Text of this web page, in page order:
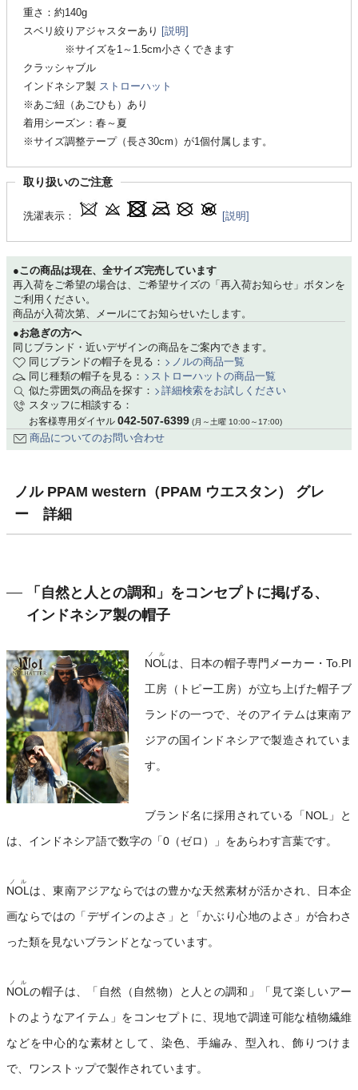
重さ：約140g
スベリ絞りアジャスターあり [説明]
※サイズを1～1.5cm小さくできます
クラッシャブル
インドネシア製 ストローハット
※あご紐（あごひも）あり
着用シーズン：春～夏
※サイズ調整テープ（長さ30cm）が1個付属します。
取り扱いのご注意
洗濯表示： [説明]
●この商品は現在、全サイズ完売しています
再入荷をご希望の場合は、ご希望サイズの「再入荷お知らせ」ボタンを
ご利用ください。
商品が入荷次第、メールにてお知らせいたします。
●お急ぎの方へ
同じブランド・近いデザインの商品をご案内できます。
同じブランドの帽子を見る：
ノルの商品一覧
同じ種類の帽子を見る：
ストローハットの商品一覧
似た雰囲気の商品を探す：
詳細検索をお試しください
スタッフに相談する：
お客様専用ダイヤル 042-507-6399 (月～土曜 10:00～17:00)
商品についてのお問い合わせ
ノル PPAM western（PPAM ウエスタン） グレ
ー 詳細
「自然と人との調和」をコンセプトに掲げる、
インドネシア製の帽子
NOL
ノル
は、日本の帽子専門メーカー・To.PI
工房（トピー工房）が立ち上げた帽子ブ
ランドの一つで、そのアイテムは東南ア
ジアの国インドネシアで製造されていま
す。
ブランド名に採用されている「NOL」と
は、インドネシア語で数字の「0（ゼロ）」をあらわす言葉です。
NOL
ノル
は、東南アジアならではの豊かな天然素材が活かされ、日本企
画ならではの「デザインのよさ」と「かぶり心地のよさ」が合わさ
った類を見ないブランドとなっています。
NOL
ノル
の帽子は、「自然（自然物）と人との調和」「見て楽しいアー
トのようなアイテム」をコンセプトに、現地で調達可能な植物繊維
などを中心的な素材として、染色、手編み、型入れ、飾りつけま
で、ワンストップで製作されています。